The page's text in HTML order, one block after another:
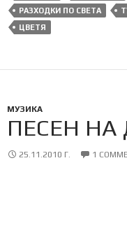
РАЗХОДКИ ПО СВЕТА
ЦВЕТЯ
МУЗИКА
ПЕСЕН НА
25.11.2010 Г. 1